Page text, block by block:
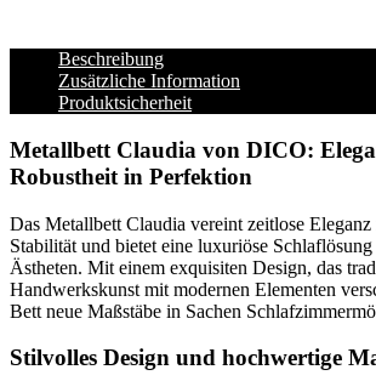
Beschreibung
Zusätzliche Information
Produktsicherheit
Metallbett Claudia von DICO:
Robustheit in Perfektion
Das Metallbett Claudia vereint zeitlose Eleganz
Stabilität und bietet eine luxuriöse
Ästheten. Mit einem exquisiten Design, das
Handwerkskunst mit modernen Elementen
Bett neue Maßstäbe in Sachen
Stilvolles Design und hochwertige